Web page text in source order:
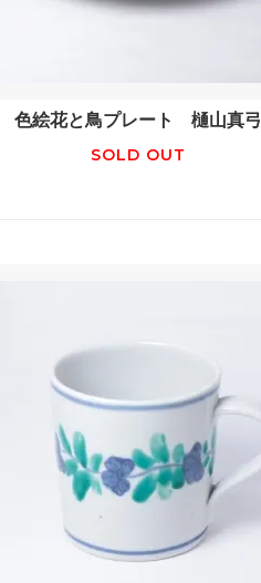
色絵花と鳥プレート 樋山真弓
SOLD OUT